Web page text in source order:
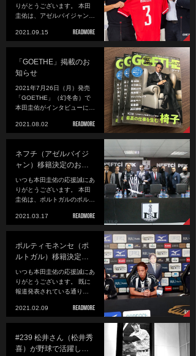
りがとうございます。 本田
圭佑は、アゼルバイジャン…
2021.09.15
「GOETHE」掲載のお
知らせ
2021年7月26日（月）発売
「GOETHE」（幻冬舎）で
本田圭佑がインタビューに…
2021.08.02
ネフチ（アゼルバイジ
ャン）移籍決定のお…
いつも本田圭佑の応援誠にあ
りがとうございます。 本田
圭佑は、ポルトガルのポル…
2021.03.17
ポルティモネンセ（ポ
ルトガル）移籍決定…
いつも本田圭佑の応援誠にあ
りがとうございます。 既に
報道発表されている通り…
2021.02.09
#239 松井さん（松井秀
喜）が野球で活躍し…